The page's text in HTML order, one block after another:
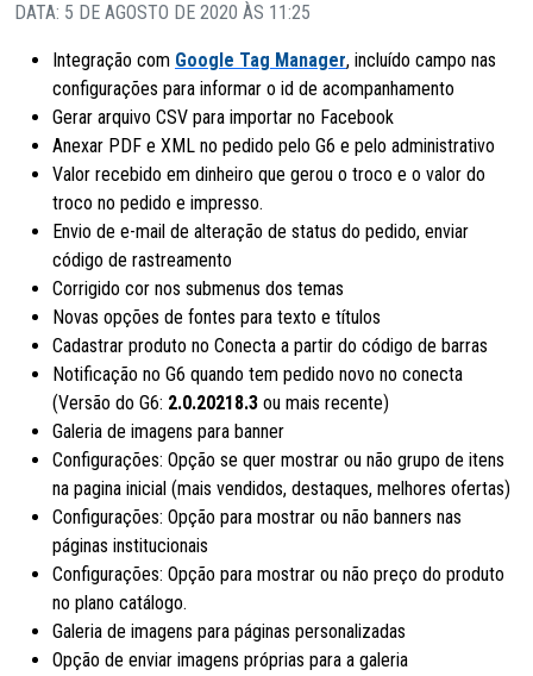
DATA: 5 DE AGOSTO DE 2020 ÀS 11:25
Integração com Google Tag Manager, incluído campo nas
configurações para informar o id de acompanhamento
Gerar arquivo CSV para importar no Facebook
Anexar PDF e XML no pedido pelo G6 e pelo administrativo
Valor recebido em dinheiro que gerou o troco e o valor do
troco no pedido e impresso.
Envio de e-mail de alteração de status do pedido, enviar
código de rastreamento
Corrigido cor nos submenus dos temas
Novas opções de fontes para texto e títulos
Cadastrar produto no Conecta a partir do código de barras
Notificação no G6 quando tem pedido novo no conecta
(Versão do G6: 2.0.20218.3 ou mais recente)
Galeria de imagens para banner
Configurações: Opção se quer mostrar ou não grupo de itens
na pagina inicial (mais vendidos, destaques, melhores ofertas)
Configurações: Opção para mostrar ou não banners nas
páginas institucionais
Configurações: Opção para mostrar ou não preço do produto
no plano catálogo.
Galeria de imagens para páginas personalizadas
Opção de enviar imagens próprias para a galeria